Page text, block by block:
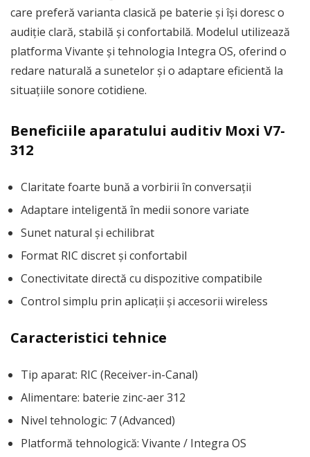
care preferă varianta clasică pe baterie și își doresc o
audiție clară, stabilă și confortabilă. Modelul utilizează
platforma Vivante și tehnologia Integra OS, oferind o
redare naturală a sunetelor și o adaptare eficientă la
situațiile sonore cotidiene.
Beneficiile aparatului auditiv Moxi V7-
312
Claritate foarte bună a vorbirii în conversații
Adaptare inteligentă în medii sonore variate
Sunet natural și echilibrat
Format RIC discret și confortabil
Conectivitate directă cu dispozitive compatibile
Control simplu prin aplicații și accesorii wireless
Caracteristici tehnice
Tip aparat: RIC (Receiver-in-Canal)
Alimentare: baterie zinc-aer 312
Nivel tehnologic: 7 (Advanced)
Platformă tehnologică: Vivante / Integra OS